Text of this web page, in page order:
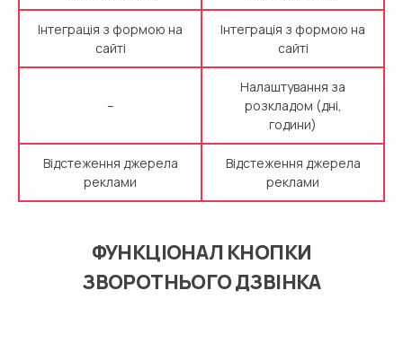
Інтеграція з формою на
сайті
Інтеграція з формою на
сайті
–
Налаштування за
розкладом (дні,
години)
Відстеження джерела
реклами
Відстеження джерела
реклами
ФУНКЦІОНАЛ КНОПКИ
ЗВОРОТНЬОГО ДЗВІНКА